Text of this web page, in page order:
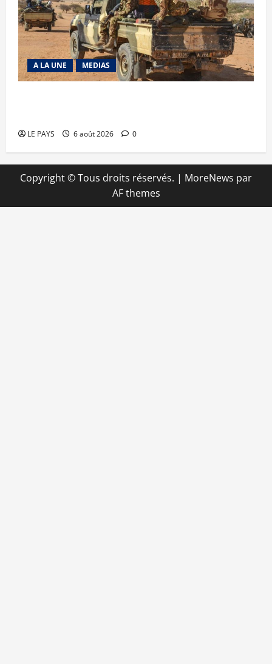
A LA UNE MEDIAS
LE PAYS 6 août 2026 0
Copyright © Tous droits réservés. | MoreNews par
AF themes